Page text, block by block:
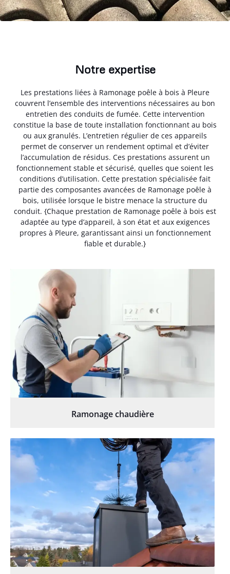
Notre expertise
Les prestations liées à Ramonage poêle à bois à Pleure
couvrent l’ensemble des interventions nécessaires au bon
entretien des conduits de fumée. Cette intervention
constitue la base de toute installation fonctionnant au bois
ou aux granulés. L’entretien régulier de ces appareils
permet de conserver un rendement optimal et d’éviter
l’accumulation de résidus. Ces prestations assurent un
fonctionnement stable et sécurisé, quelles que soient les
conditions d’utilisation. Cette prestation spécialisée fait
partie des composantes avancées de Ramonage poêle à
bois, utilisée lorsque le bistre menace la structure du
conduit. {Chaque prestation de Ramonage poêle à bois est
adaptée au type d’appareil, à son état et aux exigences
propres à Pleure, garantissant ainsi un fonctionnement
fiable et durable.}
Ramonage chaudière